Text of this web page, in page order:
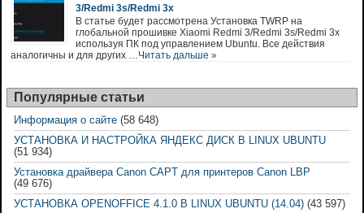
3/Redmi 3s/Redmi 3x
В статье будет рассмотрена Установка TWRP на
глобальной прошивке Xiaomi Redmi 3/Redmi 3s/Redmi 3x
используя ПК под управлением Ubuntu. Все действия
аналогичны и для других …Читать дальше »
Популярные статьи
Информация о сайте (58 648)
УСТАНОВКА И НАСТРОЙКА ЯНДЕКС ДИСК В LINUX UBUNTU
(51 934)
Установка драйвера Canon CAPT для принтеров Canon LBP
(49 676)
УСТАНОВКА OPENOFFICE 4.1.0 В LINUX UBUNTU (14.04) (43 597)